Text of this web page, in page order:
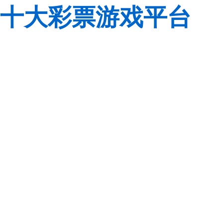
十大彩票游戏平台